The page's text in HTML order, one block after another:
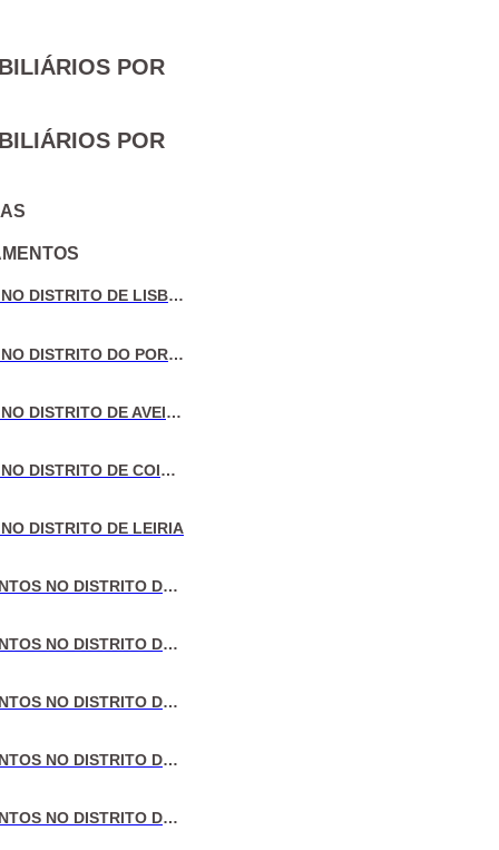
POR
POR
VENDA DE MORADIAS NO DISTRITO DE LISBOA
VENDA DE MORADIAS NO DISTRITO DO PORTO
VENDA DE MORADIAS NO DISTRITO DE AVEIRO
VENDA DE MORADIAS NO DISTRITO DE COIMBRA
DISTRITO DE LEIRIA
VENDA DE APARTAMENTOS NO DISTRITO DE LISBOA
VENDA DE APARTAMENTOS NO DISTRITO DO PORTO
VENDA DE APARTAMENTOS NO DISTRITO DE AVEIRO
VENDA DE APARTAMENTOS NO DISTRITO DE COIMBRA
VENDA DE APARTAMENTOS NO DISTRITO DE LEIRIA